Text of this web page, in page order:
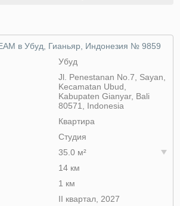
в Убуд, Гианьяр, Индонезия № 9859
Убуд
Jl. Penestanan No.7, Sayan,
Kecamatan Ubud,
Kabupaten Gianyar, Bali
80571, Indonesia
Квартира
Студия
35.0 м²
14 км
1 км
II квартал, 2027